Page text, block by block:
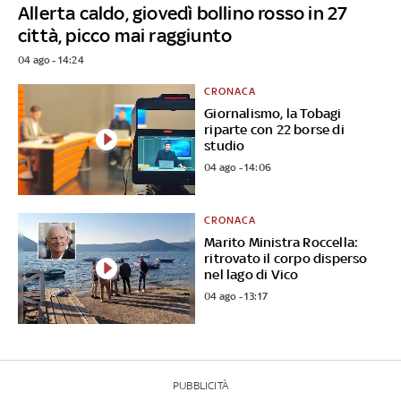
Allerta caldo, giovedì bollino rosso in 27
città, picco mai raggiunto
04 ago - 14:24
Giornalismo, la Tobagi
riparte con 22 borse di
studio
CRONACA
04 ago - 14:06
Marito Ministra Roccella:
ritrovato il corpo disperso
nel lago di Vico
CRONACA
04 ago - 13:17
PUBBLICITÀ